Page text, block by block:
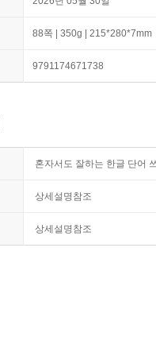
88쪽 | 350g | 215*280*7mm
9791174671738
혼자서도 잘하는 한글 단어
상세설명참조
상세설명참조